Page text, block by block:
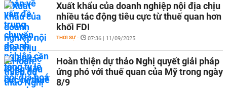
Xuất khẩu của doanh nghiệp nội địa chịu
nhiều tác động tiêu cực từ thuế quan hơn
khối FDI
THỜI SỰ - 07:36 | 11/09/2025
Hoàn thiện dự thảo Nghị quyết giải pháp
ứng phó với thuế quan của Mỹ trong ngày
8/9